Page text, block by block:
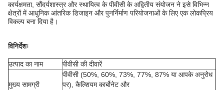
कार्यक्षमता, सौंदर्यशास्त्र और स्थायित्व के पीवीसी के अद्वितीय संयोजन ने इसे विभिन्न
क्षेत्रों में आधुनिक आंतरिक डिजाइन और पुनर्निर्माण परियोजनाओं के लिए एक लोकप्रिय
विकल्प बना दिया है।
विनिर्देशः
उत्पाद का नाम पीवीसी की दीवारें
मुख्य सामग्री
पीवीसी (50%, 60%, 73%, 77%, 87% या आपके अनुरोध
पर), कैल्शियम कार्बोनेट और